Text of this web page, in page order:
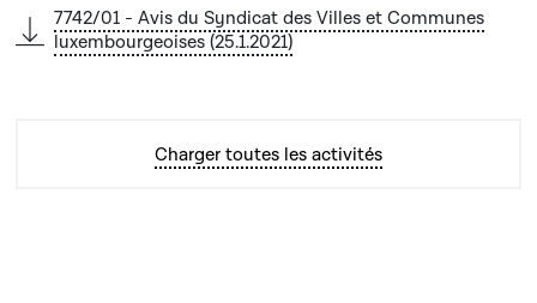
7742/01 - Avis du Syndicat des Villes et Communes
luxembourgeoises (25.1.2021)
Charger toutes les activités